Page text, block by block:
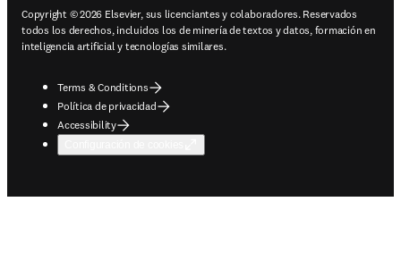
Copyright © 2026 Elsevier, sus licenciantes y colaboradores. Reservados
todos los derechos, incluidos los de minería de textos y datos, formación en
inteligencia artificial y tecnologías similares.
Terms & Conditions
Política de privacidad
Accessibility